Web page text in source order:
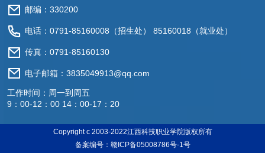
邮编：330200
电话：0791-85160008（招生处） 85160018（就业处）
传真：0791-85160130
电子邮箱：3835049913@qq.com
工作时间：周一到周五
9：00-12：00 14：00-17：20
Copyright c 2003-2022江西科技职业学院版权所有
备案编号：赣ICP备05008786号-1号